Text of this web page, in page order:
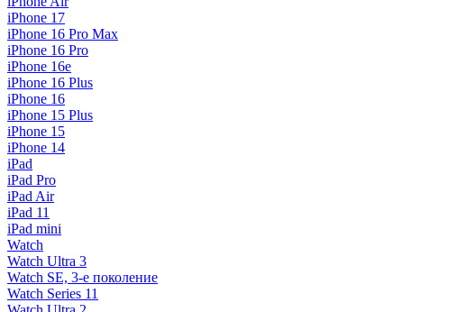
iPhone 17
iPhone 16 Pro Max
iPhone 16 Pro
iPhone 16e
iPhone 16 Plus
iPhone 16
iPhone 15 Plus
iPhone 15
iPhone 14
iPad
iPad Pro
iPad Air
iPad 11
iPad mini
Watch
Watch Ultra 3
Watch SE, 3-е поколение
Watch Series 11